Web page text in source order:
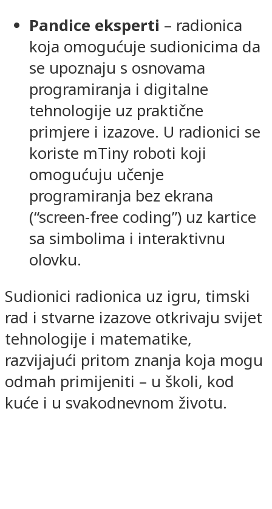
Pandice eksperti – radionica
koja omogućuje sudionicima da
se upoznaju s osnovama
programiranja i digitalne
tehnologije uz praktične
primjere i izazove. U radionici se
koriste mTiny roboti koji
omogućuju učenje
programiranja bez ekrana
(“screen-free coding”) uz kartice
sa simbolima i interaktivnu
olovku.
Sudionici radionica uz igru, timski
rad i stvarne izazove otkrivaju svijet
tehnologije i matematike,
razvijajući pritom znanja koja mogu
odmah primijeniti – u školi, kod
kuće i u svakodnevnom životu.